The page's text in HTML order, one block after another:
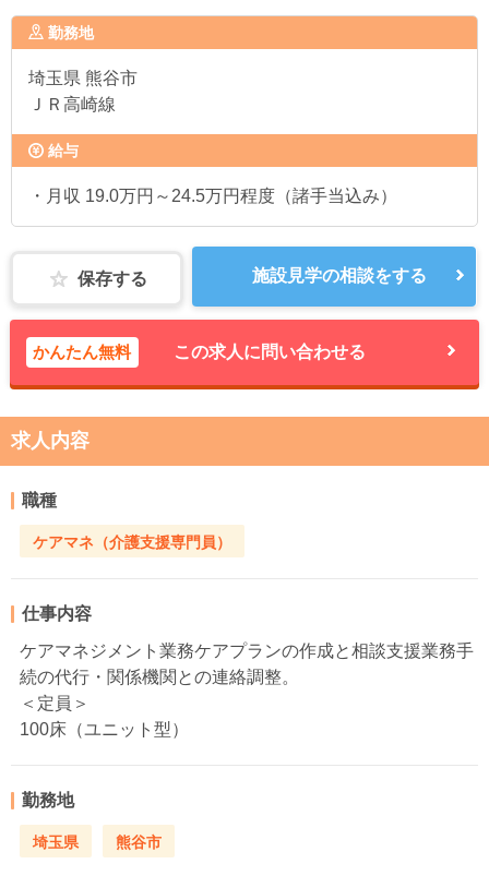
勤務地
埼玉県 熊谷市
ＪＲ高崎線
給与
・月収 19.0万円～24.5万円程度（諸手当込み）
保存する 施設見学の相談をする
かんたん無料 この求人に問い合わせる
求人内容
職種
ケアマネ（介護支援専門員）
仕事内容
ケアマネジメント業務ケアプランの作成と相談支援業務手
続の代行・関係機関との連絡調整。
＜定員＞
100床（ユニット型）
勤務地
埼玉県 熊谷市